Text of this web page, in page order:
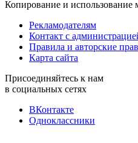
Копирование и использование
Рекламодателям
Контакт с
Правила и авторские
Карта сайта
Присоединяйтесь к нам
в социальных сетях
ВКонтакте
Одноклассники